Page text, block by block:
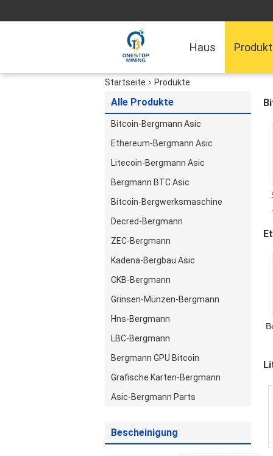
Haus
Startseite Produkte
Alle Produkte
Bitcoin-Bergmann Asic
Ethereum-Bergmann Asic
Litecoin-Bergmann Asic
Bergmann BTC Asic
Bitcoin-Bergwerksmaschine
Decred-Bergmann
ZEC-Bergmann
Kadena-Bergbau Asic
CKB-Bergmann
Grinsen-Münzen-Bergmann
Hns-Bergmann
LBC-Bergmann
Bergmann GPU Bitcoin
Grafische Karten-Bergmann
Asic-Bergmann Parts
Bescheinigung